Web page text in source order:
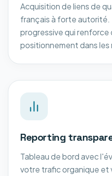
Acquisition de liens de
français à forte autorité.
progressive qui
positionnement dans
Reporting
Tableau de bord avec
votre trafic organique et